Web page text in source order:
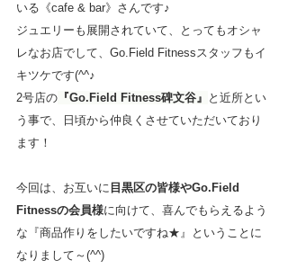
いる《cafe & bar》さんです♪
ジュエリーも展開されていて、とってもオシャ
レなお店でして、Go.Field Fitnessスタッフもイ
キツケです(^^♪
2号店の 『Go.Field Fitness碑文谷』 と近所とい
う事で、日頃から仲良くさせていただいており
ます！
今回は、お互いに 目黒区の皆様やGo.Field
Fitnessの会員様に向けて、喜んでもらえるよう
な『商品作りをしたいですね★』ということに
なりまして～(^^)